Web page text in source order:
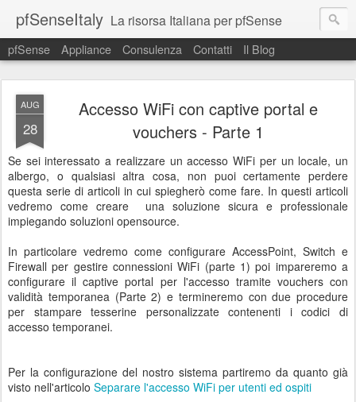
pfSenseItaly La risorsa Italiana per pfSense
pfSense Appliance Consulenza Contatti Il Blog
AUG
28
Accesso WiFi con captive portal e
vouchers - Parte 1
Se sei interessato a realizzare un accesso WiFi per un locale, un
albergo, o qualsiasi altra cosa, non puoi certamente perdere
questa serie di articoli in cui spiegherò come fare. In questi articoli
vedremo come creare una soluzione sicura e professionale
impiegando soluzioni opensource.
In particolare vedremo come configurare AccessPoint, Switch e
Firewall per gestire connessioni WiFi (parte 1) poi impareremo a
configurare il captive portal per l'accesso tramite vouchers con
validità temporanea (Parte 2) e termineremo con due procedure
per stampare tesserine personalizzate contenenti i codici di
accesso temporanei.
Per la configurazione del nostro sistema partiremo da quanto già
visto nell'articolo Separare l'accesso WiFi per utenti ed ospiti